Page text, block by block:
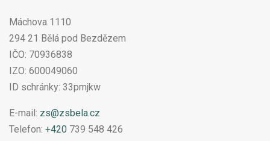
Máchova 1110
294 21 Bělá pod Bezdězem
IČO: 70936838
IZO: 600049060
ID schránky: 33pmjkw
E-mail: zs@zsbela.cz
Telefon: +420 739 548 426